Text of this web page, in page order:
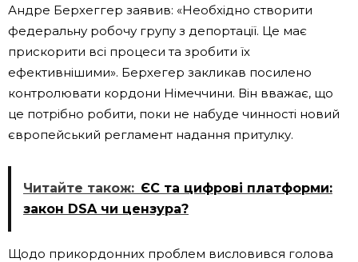
Андре Берхеггер заявив: «Необхідно створити
федеральну робочу групу з депортації. Це має
прискорити всі процеси та зробити їх
ефективнішими». Берхегер закликав посилено
контролювати кордони Німеччини. Він вважає, що
це потрібно робити, поки не набуде чинності новий
європейський регламент надання притулку.
Читайте також: ЄС та цифрові платформи:
закон DSA чи цензура?
Щодо прикордонних проблем висловився голова